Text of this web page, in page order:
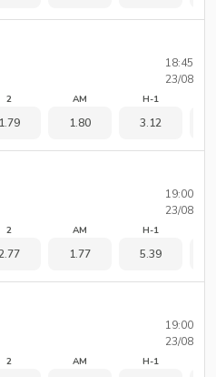
18:45
23/08
2
1.79
AM
1.80
H-1
3.12
19:00
23/08
2 AM
1.77
H-1
5.39
19:00
23/08
2 AM H-1